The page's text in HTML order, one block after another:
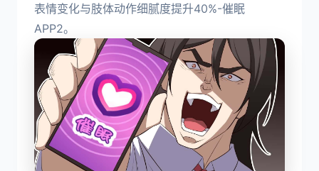
表情变化与肢体动作细腻度提升40%-催眠
APP2。